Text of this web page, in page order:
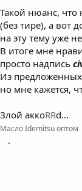
Такой нюанс, что
(без тире), а вот
на эту тему уже
В итоге мне
просто надпись
Из предложенных
но мне кажется,
Злой аккоRRd...
Масло Idemitsu оптом